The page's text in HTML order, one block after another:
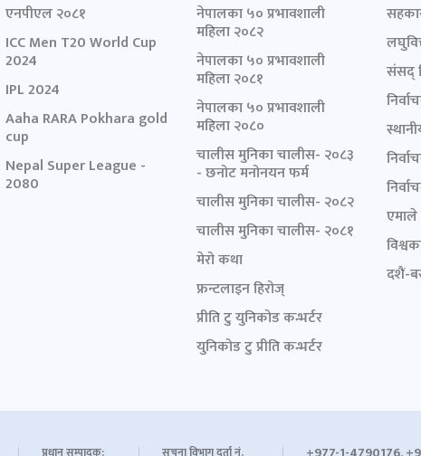
एनपीएल २०८१
ICC Men T20 World Cup
2024
IPL 2024
Aaha RARA Pokhara gold
cup
Nepal Super League -
2080
नेपालका ५० प्रभावशाली
महिला २०८२
नेपालका ५० प्रभावशाली
महिला २०८१
नेपालका ५० प्रभावशाली
महिला २०८०
चालीस मुनिका चालीस- २०८३
- छनोट मनोनयन फर्म
चालीस मुनिका चालीस- २०८२
चालीस मुनिका चालीस- २०८१
मेरो कथा
फ्रन्टलाइन हिरोज्
प्रीति टु युनिकोड कन्भर्टर
युनिकोड टु प्रीति कन्भर्टर
संसद्
एमाले
दशैं-
प्रधान सम्पादक: सूचना विभाग दर्ता नं.